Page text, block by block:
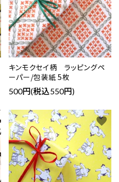
キンモクセイ柄 ラッピングペ
ーパー/包装紙 5枚
500円(税込550円)
favorite